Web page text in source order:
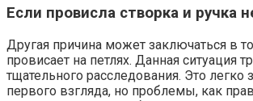
Если провисла створка и ручка
Другая причина может заключаться в
провисает на петлях. Данная ситуация
тщательного расследования. Это легко
первого взгляда, но проблемы, как